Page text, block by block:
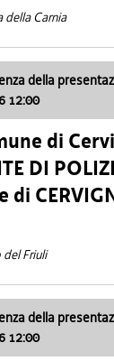
della Carnia
della
12:00
di
DI
di
del Friuli
della
12:00